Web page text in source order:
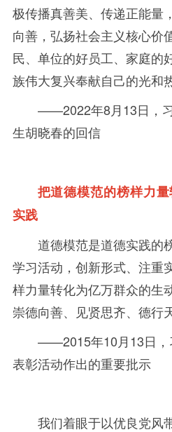
极传播真善美、传递正能量
向善，弘扬社会主义核心价
民、单位的好员工、家庭的
族伟大复兴奉献自己的光和热
——2022年8月13日，
生胡晓春的回信
把道德模范的榜样力
实践
道德模范是道德实践的
学习活动，创新形式、注重
样力量转化为亿万群众的生
崇德向善、见贤思齐、德行
——2015年10月13日
表彰活动作出的重要批示
我们着眼于以优良党风